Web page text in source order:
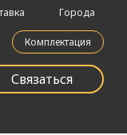
Города
Комплектация
Связаться